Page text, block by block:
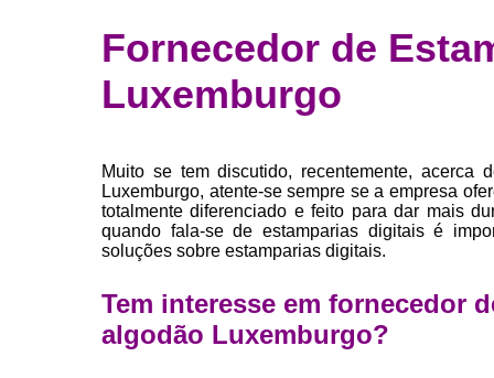
Private
Fornecedor de
Luxemburgo
Muito se tem discutido, recentemente, acerca
Luxemburgo, atente-se sempre se a empresa
totalmente diferenciado e feito para dar mais
quando fala-se de estamparias digitais é
soluções sobre estamparias digitais.
Tem interesse em fornecedor
algodão Luxemburgo?